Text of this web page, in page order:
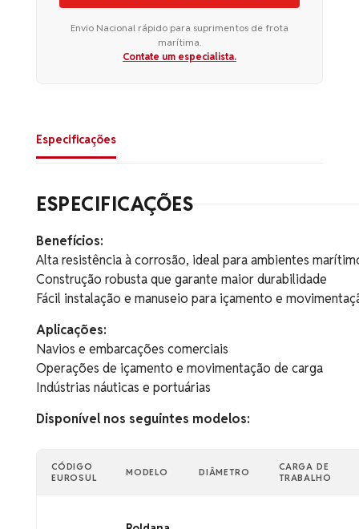
Envio Nacional rápido para suprimentos de frota
marítima.
Contate um especialista.
Especificações
ESPECIFICAÇÕES
Benefícios:
Alta resistência à corrosão, ideal para ambientes
Construção robusta que garante maior durabilidade
Fácil instalação e manuseio para içamento e
Aplicações:
Navios e embarcações comerciais
Operações de içamento e movimentação de carga
Indústrias náuticas e portuárias
Disponível nos seguintes modelos:
CÓDIGO
EUROSUL
MODELO DIÂMETRO
CARGA DE
TRABALHO